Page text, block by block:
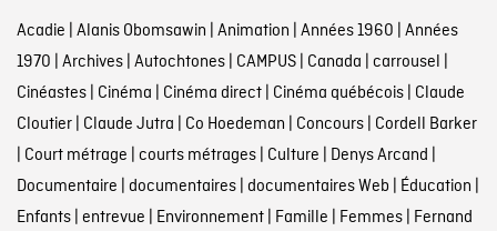
Acadie | Alanis Obomsawin | Animation | Années 1960 | Années
1970 | Archives| Autochtones| CAMPUS| Canada | carrousel |
Cinéastes| Cinéma | Cinéma direct| Cinéma québécois| Claude
Cloutier| Claude Jutra | Co Hoedeman | Concours| Cordell Barker
| Court métrage | courts métrages| Culture | Denys Arcand |
Documentaire | documentaires| documentaires Web | Éducation |
Enfants| entrevue | Environnement| Famille | Femmes| Fernand